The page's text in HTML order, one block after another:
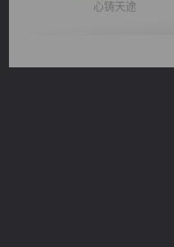
心铸天途